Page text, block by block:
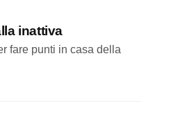
inattiva
fare punti in casa della